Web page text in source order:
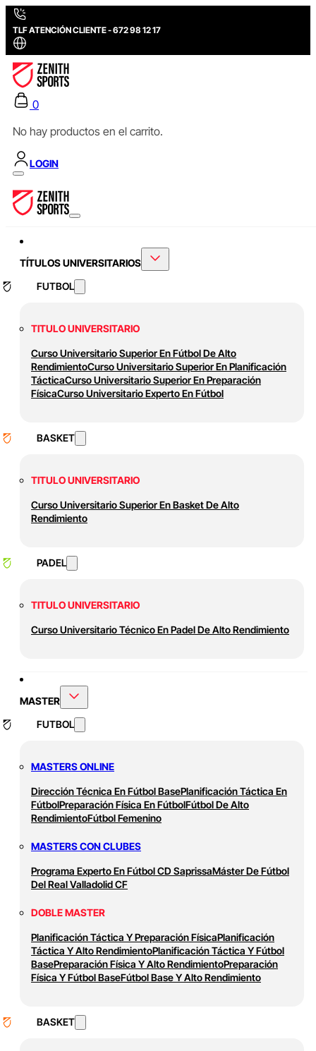
TLF ATENCIÓN CLIENTE - 672 98 12 17
0
No hay productos en el carrito.
LOGIN
TÍTULOS UNIVERSITARIOS
FUTBOL
TITULO UNIVERSITARIO
Curso Universitario Superior En Fútbol De Alto
RendimientoCurso Universitario Superior En Planificación
TácticaCurso Universitario Superior En Preparación
FísicaCurso Universitario Experto En Fútbol
BASKET
TITULO UNIVERSITARIO
Curso Universitario Superior En Basket De Alto
Rendimiento
PADEL
TITULO UNIVERSITARIO
Curso Universitario Técnico En Padel De Alto Rendimiento
MASTER
FUTBOL
MASTERS ONLINE
Dirección Técnica En Fútbol BasePlanificación Táctica En
FútbolPreparación Física En FútbolFútbol De Alto
RendimientoFútbol Femenino
MASTERS CON CLUBES
Programa Experto En Fútbol CD SaprissaMáster De Fútbol
Del Real Valladolid CF
DOBLE MASTER
Planificación Táctica Y Preparación FísicaPlanificación
Táctica Y Alto RendimientoPlanificación Táctica Y Fútbol
BasePreparación Física Y Alto RendimientoPreparación
Física Y Fútbol BaseFútbol Base Y Alto Rendimiento
BASKET